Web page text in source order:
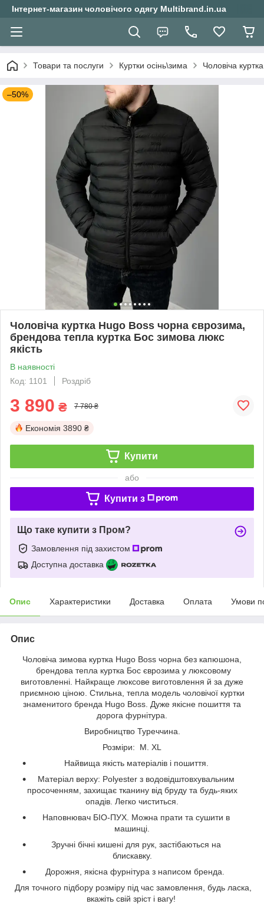
Інтернет-магазин чоловічого одягу Multibrand.in.ua
Товари та послуги Куртки осінь\зима Чоловіча
–50%
Чоловіча куртка Hugo Boss чорна єврозима,
брендова тепла куртка Бос зимова люкс
якість
В наявності
Код: 1101
Роздріб
3 890 ₴ 7 780 ₴
Економія 3890 ₴
Купити
або
Купити з
Що таке купити з Пром?
Замовлення під захистом
Доступна доставка
Опис Характеристики Доставка Оплата Умови
Опис
Чоловіча зимова куртка Hugo Boss чорна без капюшона,
брендова тепла куртка Бос єврозима у люксовому
виготовленні. Найкраще люксове виготовлення й за дуже
приємною ціною. Стильна, тепла модель чоловічої куртки
знаменитого бренда Hugo Boss. Дуже якісне пошиття та
дорога фурнітура.
Виробництво Туреччина.
Розміри: M. XL
Найвища якість матеріалів і пошиття.
Матеріал верху: Polyester з водовідштовхувальним
просоченням, захищає тканину від бруду та будь-яких
опадів. Легко чиститься.
Наповнювач БІО-ПУХ. Можна прати та сушити в
машинці.
Зручні бічні кишені для рук, застібаються на
блискавку.
Дорожня, якісна фурнітура з написом бренда.
Для точного підбору розміру під час замовлення, будь ласка,
вкажіть свій зріст і вагу!